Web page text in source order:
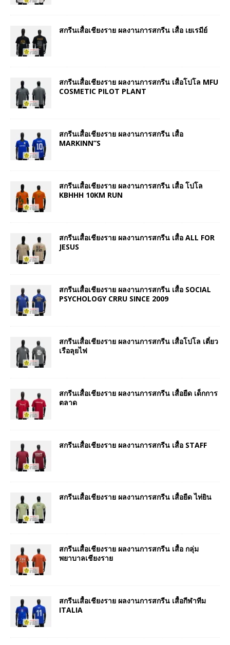
สกรีนเสื้อเชียงราย ผลงานการสกรีน เสื้อ เยเรมีย์
สกรีนเสื้อเชียงราย ผลงานการสกรีน เสื้อโปโล MFU
COSMETIC PILOT PLANT
สกรีนเสื้อเชียงราย ผลงานการสกรีน เสื้อ
MARKINN”S
สกรีนเสื้อเชียงราย ผลงานการสกรีน เสื้อ โปโล
KBHHH 10KM RUN
สกรีนเสื้อเชียงราย ผลงานการสกรีน เสื้อ ALL FOR
JESUS
สกรีนเสื้อเชียงราย ผลงานการสกรีน เสื้อ SOCIAL
PSYCHOLOGY CRRU SINCE 2009
สกรีนเสื้อเชียงราย ผลงานการสกรีน เสื้อโปโล เตี๋ยว
เรือลุยไฟ
สกรีนเสื้อเชียงราย ผลงานการสกรีน เสื้อยืด เด็กการ
ตลาด
สกรีนเสื้อเชียงราย ผลงานการสกรีน เสื้อ STAFF
สกรีนเสื้อเชียงราย ผลงานการสกรีน เสื้อยืด ไท่ยิน
สกรีนเสื้อเชียงราย ผลงานการสกรีน เสื้อ กลุ่ม
พยาบาลเชียงราย
สกรีนเสื้อเชียงราย ผลงานการสกรีน เสื้อกีฬาทีม
ITALIA